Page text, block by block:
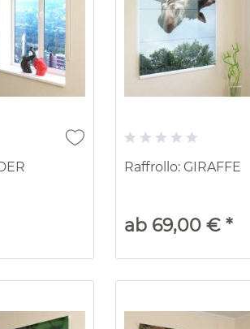
Raffrollo: GIRAFFE
ab 69,00 € *